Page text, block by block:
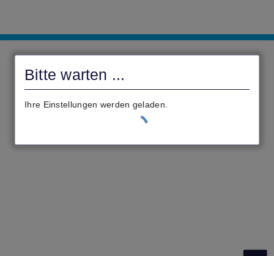
Bitte warten ...
Ihre Einstellungen werden geladen.